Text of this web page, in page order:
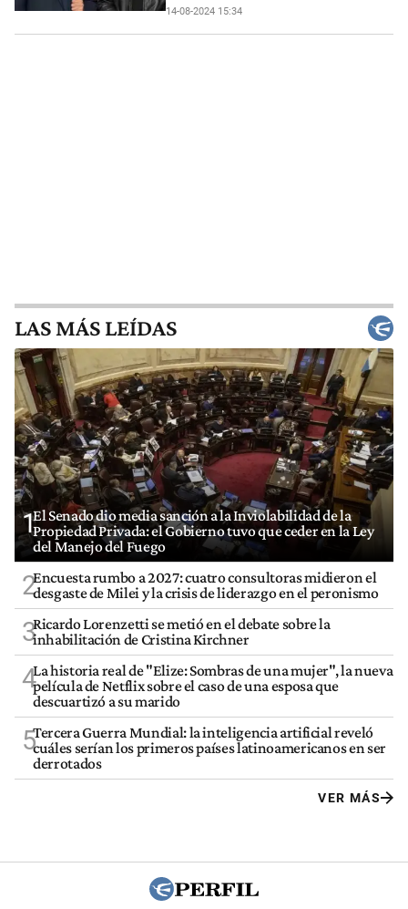
14-08-2024 15:34
LAS MÁS LEÍDAS
1El Senado dio media sanción a la Inviolabilidad de la
Propiedad Privada: el Gobierno tuvo que ceder en la Ley
del Manejo del Fuego
2Encuesta rumbo a 2027: cuatro consultoras midieron el
desgaste de Milei y la crisis de liderazgo en el peronismo
3Ricardo Lorenzetti se metió en el debate sobre la
inhabilitación de Cristina Kirchner
4La historia real de "Elize: Sombras de una mujer", la nueva
película de Netflix sobre el caso de una esposa que
descuartizó a su marido
5Tercera Guerra Mundial: la inteligencia artificial reveló
cuáles serían los primeros países latinoamericanos en ser
derrotados
VER MÁS